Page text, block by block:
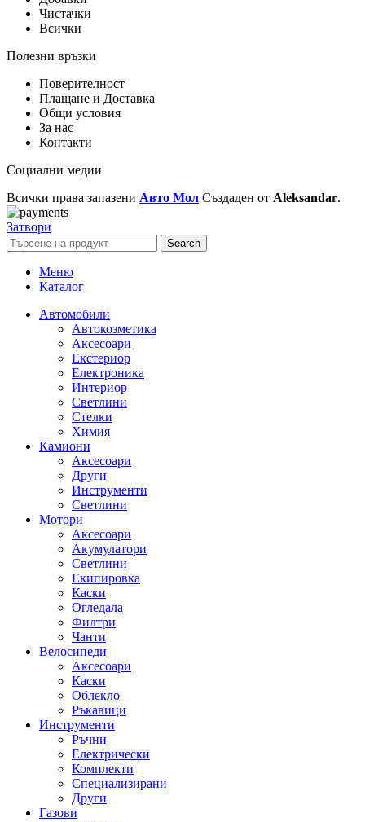
Чистачки
Всички
Полезни връзки
Поверителност
Плащане и Доставка
Общи условия
За нас
Контакти
Социални медии
Всички права запазени Авто Мол Създаден от Aleksandar.
Затвори
Search
Меню
Каталог
Автомобили
Автокозметика
Аксесоари
Екстериор
Електроника
Интериор
Светлини
Стелки
Химия
Камиони
Аксесоари
Други
Инструменти
Светлини
Мотори
Аксесоари
Акумулатори
Светлини
Екипировка
Каски
Огледала
Филтри
Чанти
Велосипеди
Аксесоари
Каски
Облекло
Ръкавици
Инструменти
Ръчни
Електрически
Комплекти
Специализирани
Други
Газови